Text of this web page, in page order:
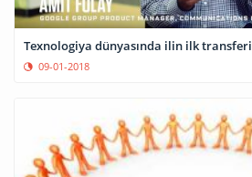
Texnologiya dünyasında ilin ilk transferi
09-01-2018